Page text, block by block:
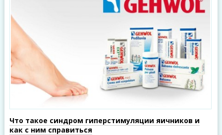
Что такое синдром гиперстимуляции яичников и
как с ним справиться